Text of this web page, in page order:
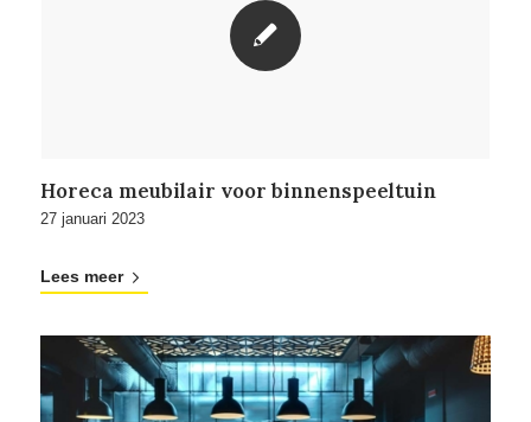
Horeca meubilair voor binnenspeeltuin
27 januari 2023
Lees meer